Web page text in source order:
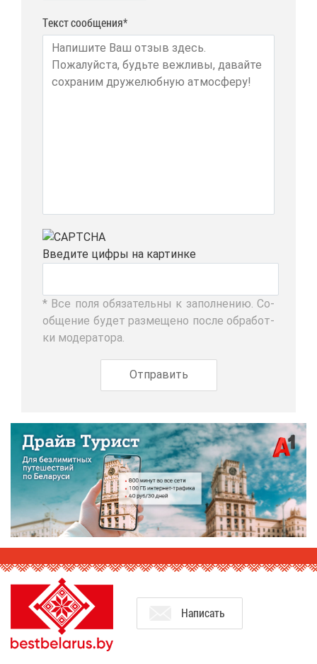
Текст сообщения*
Вве­ди­те циф­ры на кар­тин­ке
* Все по­ля обя­за­тель­ны к за­пол­не­нию. Со­
об­ще­ние бу­дет раз­ме­ще­но по­сле об­ра­бот­
ки мо­де­ра­то­ра.
На­пи­сать